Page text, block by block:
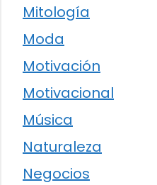
Mitología
Moda
Motivación
Motivacional
Música
Naturaleza
Negocios